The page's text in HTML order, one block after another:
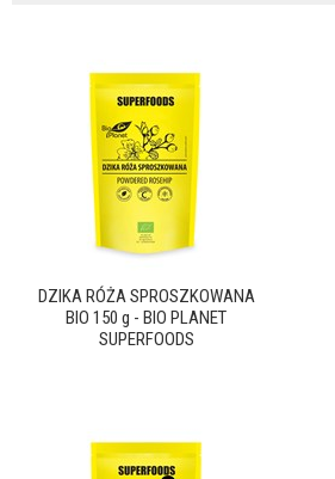
DZIKA RÓŻA SPROSZKOWANA
BIO 150 g - BIO PLANET
SUPERFOODS